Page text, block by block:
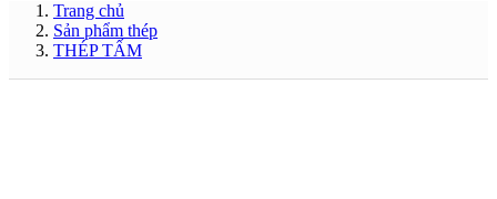
Trang chủ
Sản phẩm thép
THÉP TẤM